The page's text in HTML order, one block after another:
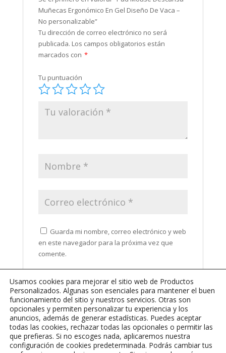
Muñecas Ergonómico En Gel Diseño De Vaca –
No personalizable”
Tu dirección de correo electrónico no será
publicada. Los campos obligatorios están
marcados con *
Tu puntuación
Guarda mi nombre, correo electrónico y web
en este navegador para la próxima vez que
comente.
Usamos cookies para mejorar el sitio web de Productos
Personalizados. Algunas son esenciales para mantener el buen
funcionamiento del sitio y nuestros servicios. Otras son
opcionales y permiten personalizar tu experiencia y los
anuncios, además de generar estadísticas. Puedes aceptar
todas las cookies, rechazar todas las opcionales o permitir las
que prefieras. Si no escoges nada, aplicaremos nuestra
configuración de cookies predeterminada. Podrás cambiar tus